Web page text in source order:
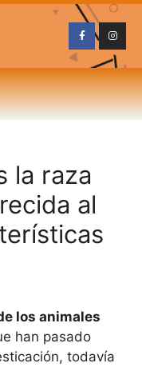
la raza
al
los animales
han pasado
todavía